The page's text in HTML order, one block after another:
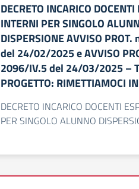
DECRETO INCARICO DOCENTI
INTERNI PER SINGOLO
DISPERSIONE AVVISO
del 24/02/2025 e AVVISO
2096/IV.5 del 24/03/2025 –
PROGETTO: RIMETTIAMOCI
DECRETO INCARICO DOCENTI
PER SINGOLO ALUNNO